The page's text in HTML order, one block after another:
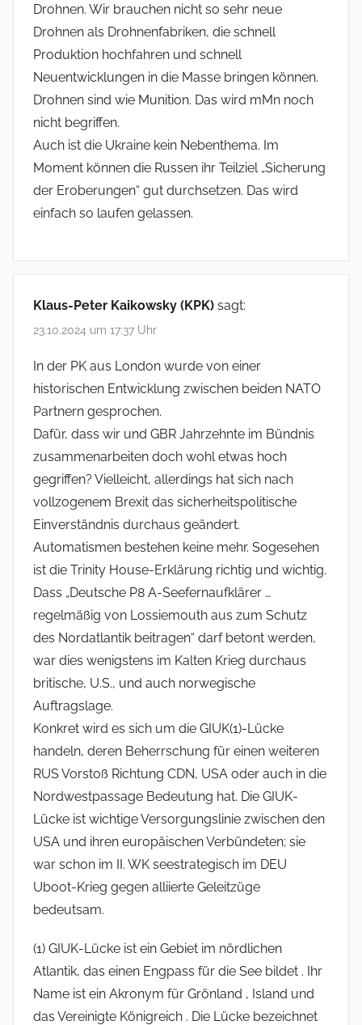
Drohnen. Wir brauchen nicht so sehr neue
Drohnen als Drohnenfabriken, die schnell
Produktion hochfahren und schnell
Neuentwicklungen in die Masse bringen können.
Drohnen sind wie Munition. Das wird mMn noch
nicht begriffen.
Auch ist die Ukraine kein Nebenthema. Im
Moment können die Russen ihr Teilziel „Sicherung
der Eroberungen“ gut durchsetzen. Das wird
einfach so laufen gelassen.
Klaus-Peter Kaikowsky (KPK) sagt:
23.10.2024 um 17:37 Uhr
In der PK aus London wurde von einer
historischen Entwicklung zwischen beiden NATO
Partnern gesprochen.
Dafür, dass wir und GBR Jahrzehnte im Bündnis
zusammenarbeiten doch wohl etwas hoch
gegriffen? Vielleicht, allerdings hat sich nach
vollzogenem Brexit das sicherheitspolitische
Einverständnis durchaus geändert.
Automatismen bestehen keine mehr. Sogesehen
ist die Trinity House-Erklärung richtig und wichtig.
Dass „Deutsche P8 A-Seefernaufklärer …
regelmäßig von Lossiemouth aus zum Schutz
des Nordatlantik beitragen“ darf betont werden,
war dies wenigstens im Kalten Krieg durchaus
britische, U.S., und auch norwegische
Auftragslage.
Konkret wird es sich um die GIUK(1)-Lücke
handeln, deren Beherrschung für einen weiteren
RUS Vorstoß Richtung CDN, USA oder auch in die
Nordwestpassage Bedeutung hat. Die GIUK-
Lücke ist wichtige Versorgungslinie zwischen den
USA und ihren europäischen Verbündeten; sie
war schon im II. WK seestrategisch im DEU
Uboot-Krieg gegen alliierte Geleitzüge
bedeutsam.
(1) GIUK-Lücke ist ein Gebiet im nördlichen
Atlantik, das einen Engpass für die See bildet . Ihr
Name ist ein Akronym für Grönland , Island und
das Vereinigte Königreich . Die Lücke bezeichnet